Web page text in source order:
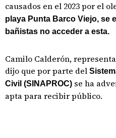
causados en el 2023 por el
playa Punta Barco Viejo, se
bañistas no acceder a esta.
Camilo Calderón,
dijo que por parte del
Civil (SINAPROC) se ha
apta para recibir público.